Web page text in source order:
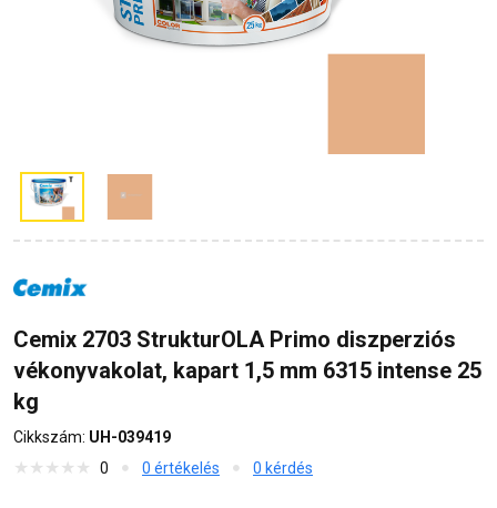
Cemix 2703 StrukturOLA Primo diszperziós
vékonyvakolat, kapart 1,5 mm 6315 intense 25
kg
Cikkszám: UH-039419
0
0 értékelés 0 kérdés